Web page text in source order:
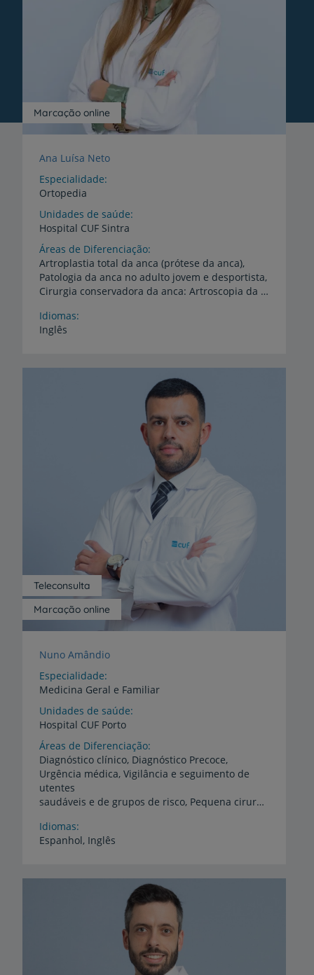
Marcação online
Ana Luísa Neto
Especialidade
Ortopedia
Unidades de saúde
Hospital CUF Sintra
Áreas de Diferenciação
Artroplastia total da anca (prótese da anca),
Patologia da anca no adulto jovem e desportista,
Cirurgia conservadora da anca: Artroscopia da anca, Luxação cirúrgica da anca, Revisão de artroplastia da anca, Traumatologia da bacia e anca
Idiomas
Inglês
Marcação online
Teleconsulta
Nuno Amândio
Especialidade
Medicina Geral e Familiar
Unidades de saúde
Hospital CUF Porto
Áreas de Diferenciação
Diagnóstico clínico, Diagnóstico Precoce,
Urgência médica, Vigilância e seguimento de
utentes
saudáveis e de grupos de risco, Pequena cirurgia, Terapia manual, Fisiologia do exercício (desempenho desportivo/desporto alta competição), Nutrição - Nutrição desportiva, Reabilitação Cardíaca, Reabilitação Neuro-Muscular, Medicina preventiva, Planeamento familiar, Vigilância da gravidez de baixo risco, Rastreios oncológicos
Idiomas
Espanhol, Inglês